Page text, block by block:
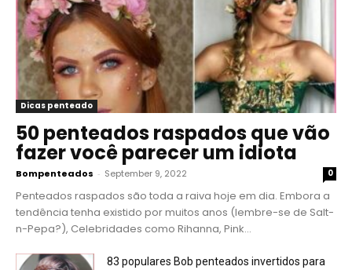
Dicas penteado
50 penteados raspados que vão
fazer você parecer um idiota
Bompenteados - September 9, 2022 0
Penteados raspados são toda a raiva hoje em dia. Embora a
tendência tenha existido por muitos anos (lembre-se de Salt-
n-Pepa?), Celebridades como Rihanna, Pink...
83 populares Bob penteados invertidos para